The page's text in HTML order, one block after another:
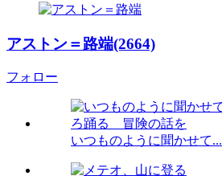
アストン＝路端(2664)
フォロー
いつものように聞かせて...